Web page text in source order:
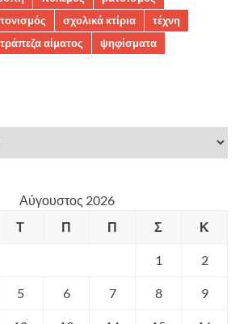
σχολικά κτίρια
τέχνη
τράπεζα αίματος ψηφίσματα
Αύγουστος 2026
Τ Π Π Σ Κ
1 2
5 6 7 8 9